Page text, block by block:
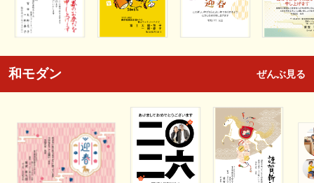
和モダン ぜんぶ見る